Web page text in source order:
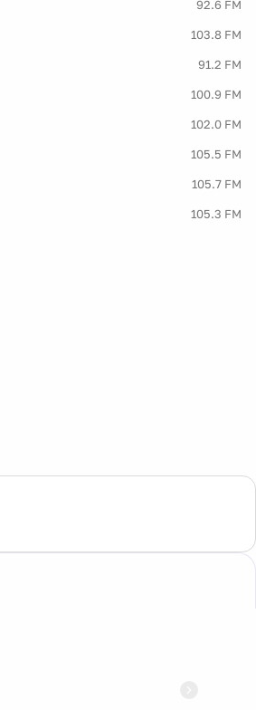
92.6 FM
103.8 FM
91.2 FM
100.9 FM
102.0 FM
105.5 FM
105.7 FM
105.3 FM